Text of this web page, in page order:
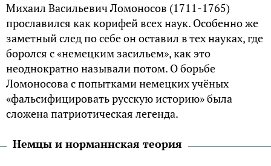
Михаил Васильевич Ломоносов (1711-1765)
прославился как корифей всех наук. Особенно же
заметный след по себе он оставил в тех науках, где
боролся с «немецким засильем», как это
неоднократно называли потом. О борьбе
Ломоносова с попытками немецких учёных
«фальсифицировать русскую историю» была
сложена патриотическая легенда.
Немцы и норманнская теория